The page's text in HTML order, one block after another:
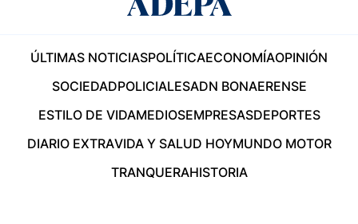
ÚLTIMAS NOTICIASPOLÍTICAECONOMÍAOPINIÓN
SOCIEDADPOLICIALESADN BONAERENSE
ESTILO DE VIDAMEDIOSEMPRESASDEPORTES
DIARIO EXTRAVIDA Y SALUD HOYMUNDO MOTOR
TRANQUERAHISTORIA